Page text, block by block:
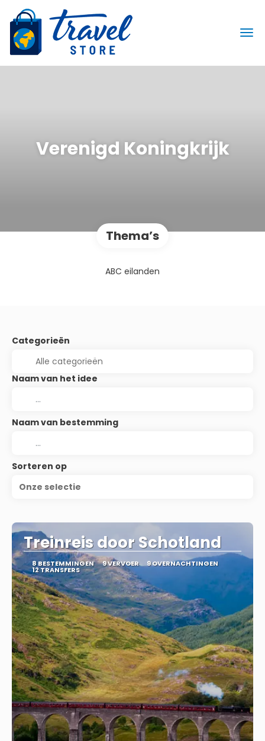
Verenigd Koningkrijk
Thema’s
ABC eilanden
Categorieën
Naam van het idee
Naam van bestemming
Sorteren op
Onze selectie
Treinreis door Schotland
8 BESTEMMINGEN 9 VERVOER 9 OVERNACHTINGEN
12 TRANSFERS